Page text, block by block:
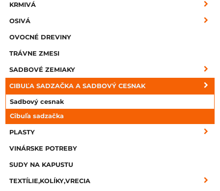
KRMIVÁ
OSIVÁ
OVOCNÉ DREVINY
TRÁVNE ZMESI
SADBOVÉ ZEMIAKY
CIBUĽA SADZAČKA A SADBOVÝ CESNAK
Sadbový cesnak
Cibuľa sadzačka
PLASTY
VINÁRSKE POTREBY
SUDY NA KAPUSTU
TEXTÍLIE,KOLÍKY,VRECIA